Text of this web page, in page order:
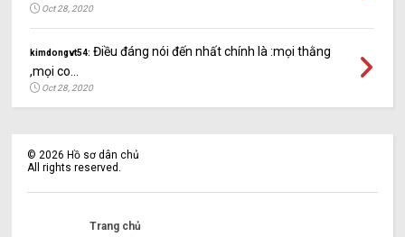
Oct 28, 2020
kimdongvt54: Điều đáng nói đến nhất chính là :mọi thằng
,mọi co...
Oct 28, 2020
©2026 Hồ sơ dân chủ
All rights reserved.
Trang chủ